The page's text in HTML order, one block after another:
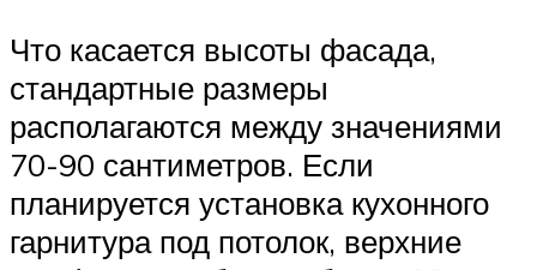
Что касается высоты фасада,
стандартные размеры
располагаются между значениями
70-90 сантиметров. Если
планируется установка кухонного
гарнитура под потолок, верхние